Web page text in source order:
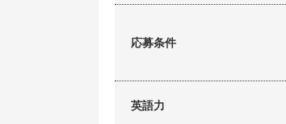
応募条件
英語力